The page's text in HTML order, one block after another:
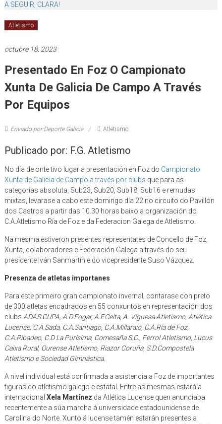
A SEGUIR, CLARA!
Atletismo
octubre 18, 2023
Presentado En Foz O Campionato
Xunta De Galicia De Campo A Través
Por Equipos
Enviado por:Deporte Galicia Atletismo
Publicado por: F.G. Atletismo
No día de onte tivo lugar a presentación en Foz do Campionato
Xunta de Galicia de Campo a través por clubs que para as
categorías absoluta, Sub23, Sub20, Sub18, Sub16 e remudas
mixtas, levarase a cabo este domingo día 22 no circuito do Pavillón
dos Castros a partir das 10.30 horas baixo a organización do
C.A.Atletismo Ría de Foz e da Federacion Galega de Atletismo.
Na mesma estiveron presentes representates de Concello de Foz,
Xunta, colaboradores e Federación Galega a través do seu
presidente Iván Sanmartín e do vicepresidente Suso Vázquez.
Presenza de atletas importanes
Para este primeiro gran campionato invernal, contarase con preto
de 300 atletas encadrados en 55 conxuntos en representación dos
clubs ADAS CUPA, A.D.Fogar, A.F.Celta, A. Viguesa Atletismo, Atlética
Lucense, C.A.Sada, C.A.Santiago, C.A.Millaraio, C.A.Ría de Foz,
C.A.Ribadeo, C.D La Purísima, Comesaña S.C., Ferrol Atletismo, Lucus
Caixa Rural, Ourense Atletismo, Riazor Coruña, S.D.Compostela
Atletismo e Sociedad Gimnástica.
A nivel individual está confirmada a asistencia a Foz de importantes
figuras do atletismo galego e estatal. Entre as mesmas estará a
internacional Xela Martínez da Atlética Lucense quen anunciaba
recentemente a súa marcha á universidade estadounidense de
Carolina do Norte. Xunto á lucense tamén estarán presentes a